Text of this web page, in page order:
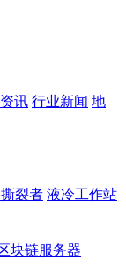
讯 行业新闻 地
裂者 液冷工作站
块链服务器